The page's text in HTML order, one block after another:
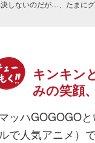
しないのだが…、たまにグ
キンキン
みの笑顔
ッハGOGOGO
ルで人気アニメ）